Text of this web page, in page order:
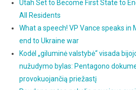
Utah Set to Become First State to
All Residents
What a speech! VP Vance speaks in
end to Ukraine war
Kodėl „giluminė valstybė“ visada
nužudymo bylas: Pentagono
provokuojančią priežastį